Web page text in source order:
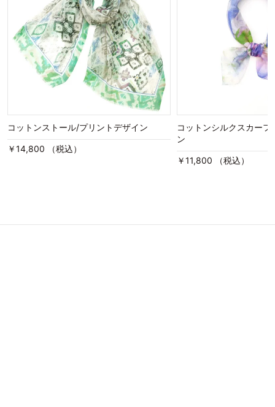
コットンストール/プリントデザイン
￥14,800 （税込）
コットンシルクスカー
ン
￥11,800 （税込）